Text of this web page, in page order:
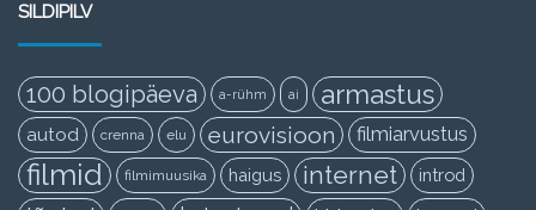
SILDIPILV
100 blogipäeva a-rühm ai armastus
autod crenna elu eurovisioon filmiarvustus
filmid filmimuusika haigus internet introd